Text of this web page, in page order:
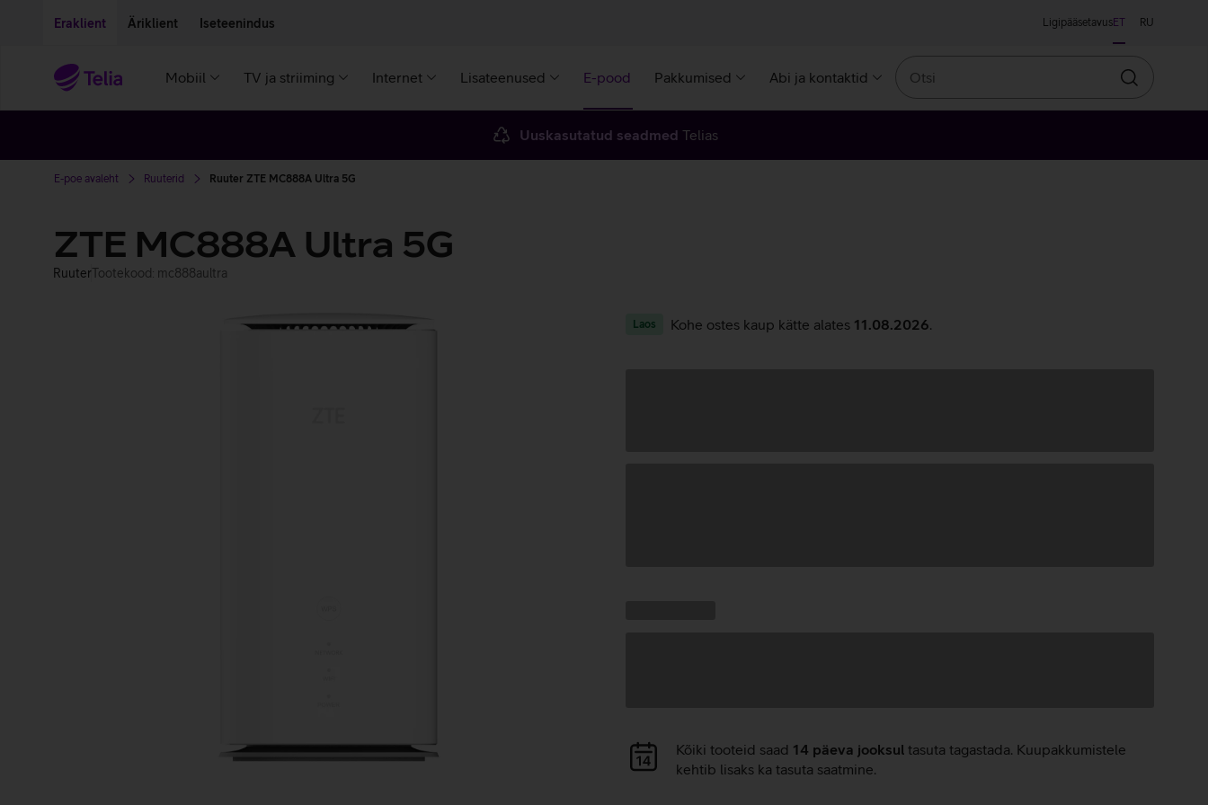
Eraklient Äriklient Iseteenindus LigipääsetavusET RU
Mobiil TV ja striiming Internet Lisateenused E-pood Pakkumised Abi ja kontaktid
Otsin
Uuskasutatud seadmed Telias
E-poe avaleht Ruuterid Ruuter ZTE MC888A Ultra 5G
ZTE MC888A Ultra 5G
RuuterTootekood: mc888aultra
Laos Kohe ostes kaup kätte alates 11.08.2026
Andmete
laadimine
Kõiki tooteid saad 14 päeva jooksul tasuta tagastada. Kuupakkumistele
kehtib lisaks ka tasuta saatmine.